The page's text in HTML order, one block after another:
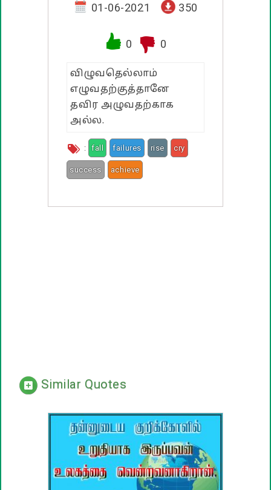
வாழ்த்து பொன்மொழிகள்
பண்டிகை வாழ்த்துக்கள்
01-06-2021 350
0 0
விழுவதெல்லாம்
எழுவதற்குத்தானே
தவிர அழுவதற்காக
அல்ல.
: fall failures rise cry
success achieve
Similar Quotes